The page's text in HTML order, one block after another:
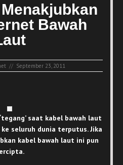
Bawah
// September 23, 2011
saat kabel bawah laut
seluruh dunia terputus. Jika
kabel bawah laut ini pun